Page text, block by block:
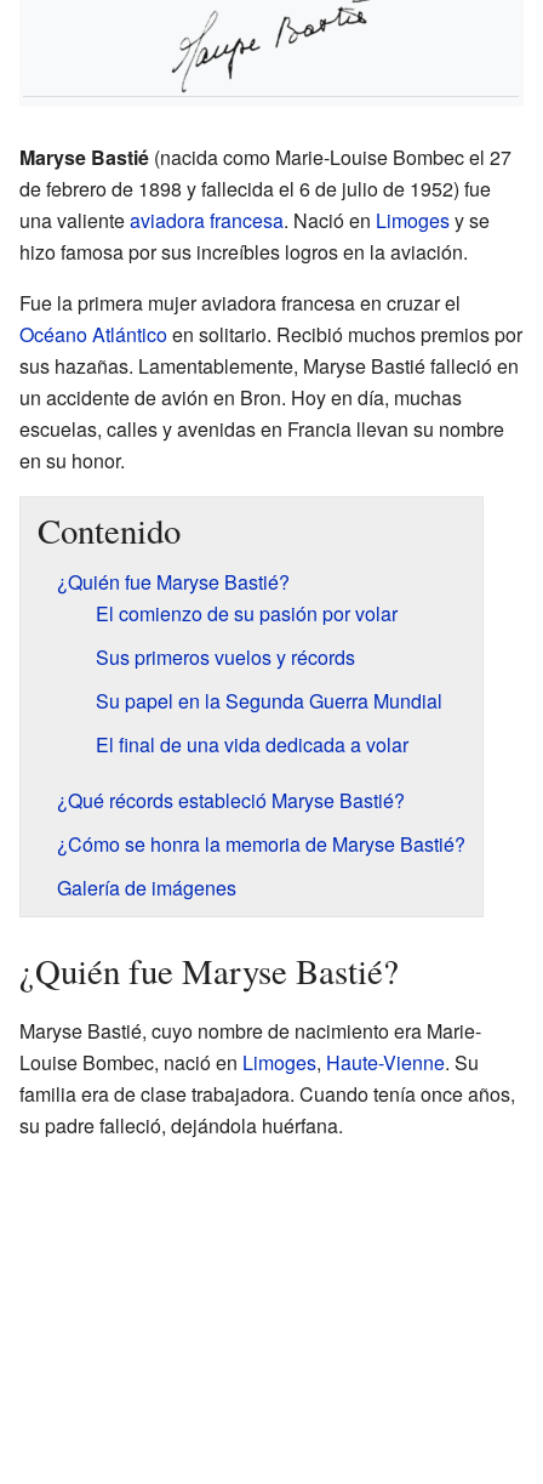
Maryse Bastié (nacida como Marie-Louise Bombec el 27
de febrero de 1898 y fallecida el 6 de julio de 1952) fue
una valienteaviadorafrancesa. Nació en Limogesy se
hizo famosa por sus increíbles logros en la aviación.
Fue la primera mujer aviadora francesa en cruzar el
Océano Atlánticoen solitario. Recibió muchos premios por
sus hazañas. Lamentablemente, Maryse Bastié falleció en
un accidente de avión en Bron. Hoy en día, muchas
escuelas, calles y avenidas en Francia llevan su nombre
en su honor.
Contenido
¿Quién fue Maryse Bastié?
El comienzo de su pasión por volar
Sus primeros vuelos y récords
Su papel en la Segunda Guerra Mundial
El final de una vida dedicada a volar
¿Qué récords estableció Maryse Bastié?
¿Cómo se honra la memoria de Maryse Bastié?
Galería de imágenes
¿Quién fue Maryse Bastié?
Maryse Bastié, cuyo nombre de nacimiento era Marie-
Louise Bombec, nació en Limoges, Haute-Vienne. Su
familia era de clase trabajadora. Cuando tenía once años,
su padre falleció, dejándola huérfana.